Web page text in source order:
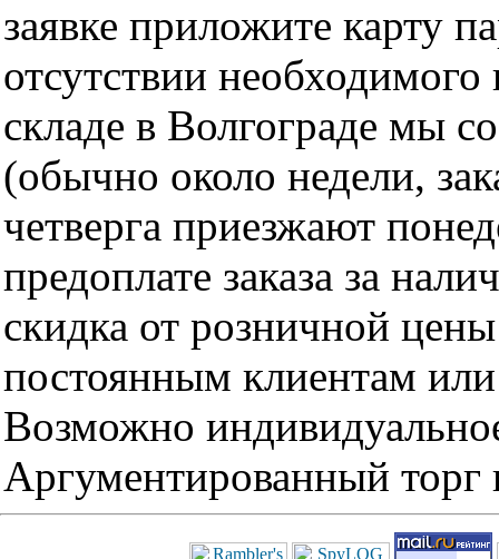
заявке приложите карту
отсутствии
складе в Волгограде мы
(обычно около недели,
четверга приезжают
предоплате заказа за
скидка от розничной
постоянным клиентам
Возможно
Аргументированный торг